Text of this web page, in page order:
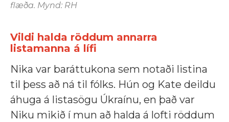
flæða. Mynd: RH
Vildi halda röddum annarra
listamanna á lífi
Nika var baráttukona sem notaði listina
til þess að ná til fólks. Hún og Kate deildu
áhuga á listasögu Úkraínu, en það var
Niku mikið í mun að halda á lofti röddum